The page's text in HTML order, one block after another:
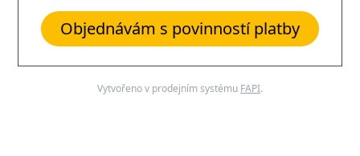
Objednávám s povinností platby
Vytvořeno v prodejním systému FAPI.